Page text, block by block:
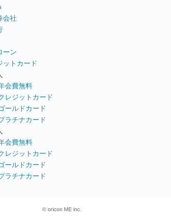
会社
ーン
ットカード
会費無料
レジットカード
ールドカード
ラチナカード
会費無料
レジットカード
ールドカード
ラチナカード
© oricon ME inc.